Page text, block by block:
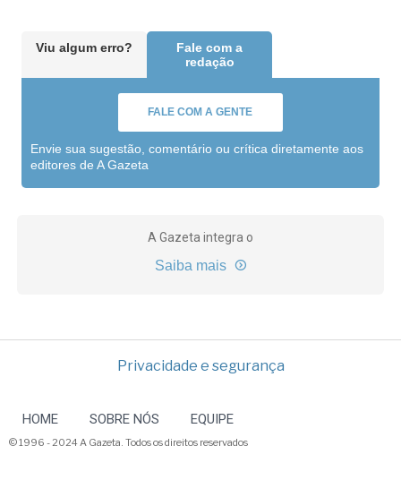
Viu algum erro?
Fale com a
redação
FALE COM A GENTE
Envie sua sugestão, comentário ou crítica diretamente aos
editores de A Gazeta
A Gazeta integra o
Saiba mais
Privacidade e segurança
HOME SOBRE NÓS EQUIPE
© 1996 - 2024 A Gazeta. Todos os direitos reservados